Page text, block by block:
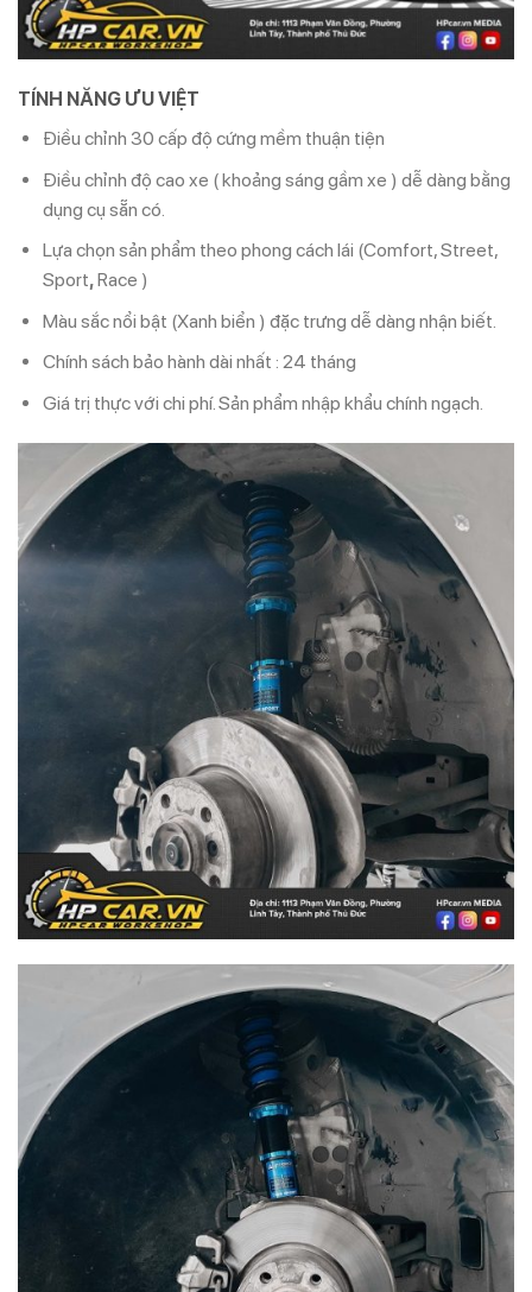
TÍNH NĂNG ƯU VIỆT
Điều chỉnh 30 cấp độ cứng mềm thuận tiện
Điều chỉnh độ cao xe ( khoảng sáng gầm xe ) dễ dàng bằng
dụng cụ sẵn có.
Lựa chọn sản phẩm theo phong cách lái (Comfort, Street,
Sport,Race )
Màu sắc nổi bật (Xanh biển ) đặc trưng dễ dàng nhận biết.
Chính sách bảo hành dài nhất : 24 tháng
Giá trị thực với chi phí. Sản phẩm nhập khẩu chính ngạch.